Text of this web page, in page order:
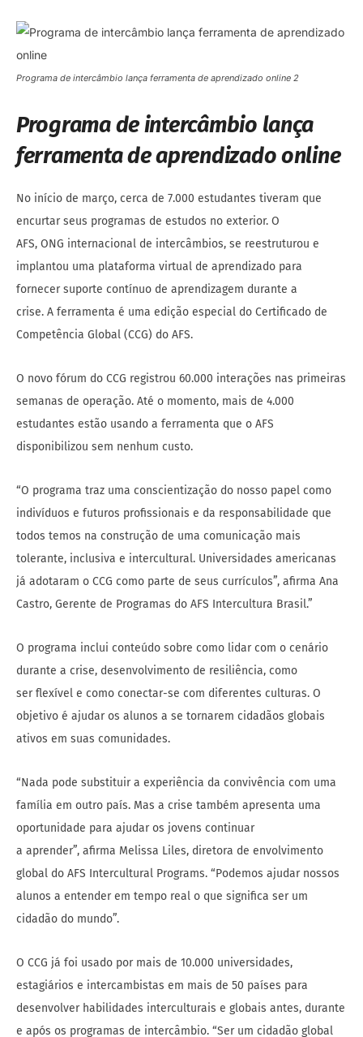
Programa de intercâmbio lança ferramenta de aprendizado online 2
Programa de intercâmbio lança
ferramenta de aprendizado online
No início de março, cerca de 7.000 estudantes tiveram que
encurtar seus programas de estudos no exterior. O
AFS, ONG internacional de intercâmbios, se reestruturou e
implantou uma plataforma virtual de aprendizado para
fornecer suporte contínuo de aprendizagem durante a
crise. A ferramenta é uma edição especial do Certificado de
Competência Global (CCG) do AFS.
O novo fórum do CCG registrou 60.000 interações nas primeiras
semanas de operação. Até o momento, mais de 4.000
estudantes estão usando a ferramenta que o AFS
disponibilizou sem nenhum custo.
“O programa traz uma conscientização do nosso papel como
indivíduos e futuros profissionais e da responsabilidade que
todos temos na construção de uma comunicação mais
tolerante, inclusiva e intercultural. Universidades americanas
já adotaram o CCG como parte de seus currículos”, afirma Ana
Castro, Gerente de Programas do AFS Intercultura Brasil.”
O programa inclui conteúdo sobre como lidar com o cenário
durante a crise, desenvolvimento de resiliência, como
ser flexível e como conectar-se com diferentes culturas. O
objetivo é ajudar os alunos a se tornarem cidadãos globais
ativos em suas comunidades.
“Nada pode substituir a experiência da convivência com uma
família em outro país. Mas a crise também apresenta uma
oportunidade para ajudar os jovens continuar
a aprender”, afirma Melissa Liles, diretora de envolvimento
global do AFS Intercultural Programs. “Podemos ajudar nossos
alunos a entender em tempo real o que significa ser um
cidadão do mundo”.
O CCG já foi usado por mais de 10.000 universidades,
estagiários e intercambistas em mais de 50 países para
desenvolver habilidades interculturais e globais antes, durante
e após os programas de intercâmbio. “Ser um cidadão global